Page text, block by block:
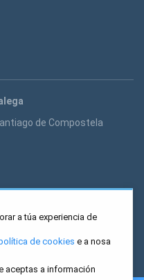
de Compostela
a túa experiencia de
de cookies e a nosa
aceptas a información